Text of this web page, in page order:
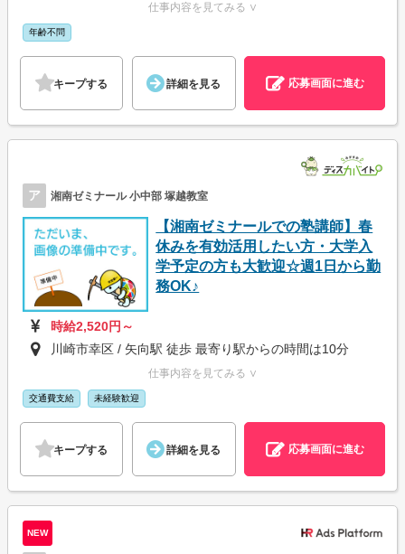
仕事内容を見てみる ∨
年齢不問
キープする 詳細を見る 応募画面に進む
ア 湘南ゼミナール 小中部 塚越教室
【湘南ゼミナールでの塾講師】春
休みを有効活用したい方・大学入
学予定の方も大歓迎☆週1日から勤
務OK♪
時給2,520円～
川崎市幸区 / 矢向駅 徒歩 最寄り駅からの時間は10分
仕事内容を見てみる ∨
交通費支給 未経験歓迎
キープする 詳細を見る 応募画面に進む
NEW